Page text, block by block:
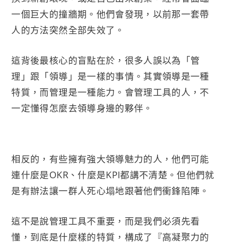
一個巨大的撞牆期。他們會發現，以前那一套帶
人的方法突然全部失效了。
這背後最核心的盲點在於，很多人誤以為「管
理」跟「領導」是一樣的事情。其實領導是一種
特質，而管理是一種能力。會管理工具的人，不
一定懂得怎麼去領導身邊的夥伴。
相反的，有些擁有強大領導魅力的人，他們可能
連什麼是OKR、什麼是KPI都講不清楚。但他們就
是有辦法讓一群人死心塌地跟著他們衝鋒陷陣。
這不是說管理工具不重要，而是我們必須先看
懂，到底是什麼樣的特質，構成了『高凝聚力的